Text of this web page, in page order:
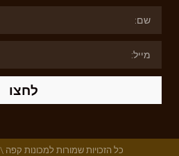
לחצו
כל הזכויות שמורות למכונות